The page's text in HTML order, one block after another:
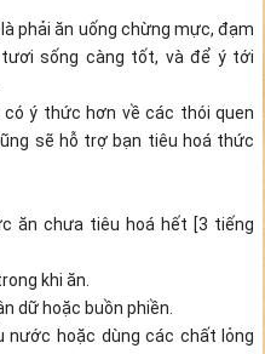
phải ăn uống chừng mực, đạm
sống càng tốt, và để ý tới
ý thức hơn về các thói quen
sẽ hỗ trợ bạn tiêu hoá thức
ăn chưa tiêu hoá hết [3 tiếng
khi ăn.
dữ hoặc buồn phiền.
nước hoặc dùng các chất lỏng